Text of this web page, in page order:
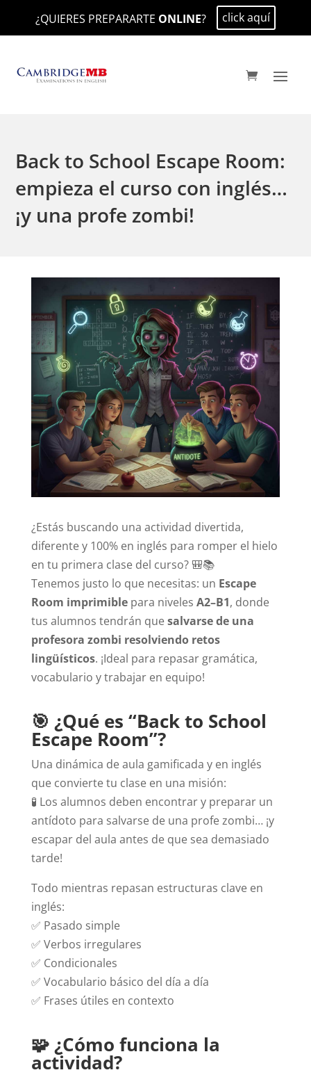
¿QUIERES PREPARARTE ONLINE? click aquí
Back to School Escape Room:
empieza el curso con inglés…
¡y una profe zombi!
¿Estás buscando una actividad divertida,
diferente y 100% en inglés para romper el hielo
en tu primera clase del curso? 🎒📚
Tenemos justo lo que necesitas: un Escape
Room imprimiblepara niveles A2–B1, donde
tus alumnos tendrán quesalvarse de una
profesora zombi resolviendo retos
lingüísticos. ¡Ideal para repasar gramática,
vocabulario y trabajar en equipo!
🎯 ¿Qué es “Back to School
Escape Room”?
Una dinámica de aula gamificada y en inglés
que convierte tu clase en una misión:
🧪 Los alumnos deben encontrar y preparar un
antídoto para salvarse de una profe zombi… ¡y
escapar del aula antes de que sea demasiado
tarde!
Todo mientras repasan estructuras clave en
inglés:
✅ Pasado simple
✅ Verbos irregulares
✅ Condicionales
✅ Vocabulario básico del día a día
✅ Frases útiles en contexto
🧩 ¿Cómo funciona la
actividad?